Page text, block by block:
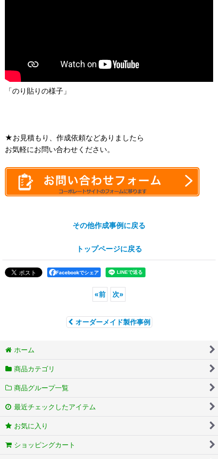
「のり貼りの様子」
★お見積もり、作成依頼などありましたら
お気軽にお問い合わせください。
その他作成事例に戻る
トップページに戻る
Facebookでシェア
«前 次»
オーダーメイド製作事例
ホーム
商品カテゴリ
商品グループ一覧
最近チェックしたアイテム
お気に入り
ショッピングカート